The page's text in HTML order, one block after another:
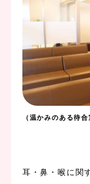
（温かみのある待合
耳・鼻・喉に関